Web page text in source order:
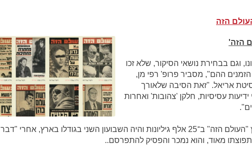
הזה
הזה'
וגם בבחירת נושאי הסיקור, שלא זכו
ההם", מסביר פרופ' רפי מן,
אריאל. "זאת הסיבה שלאורך
ידיעות עסיסיות, חלקן 'צהובות' ואחרות
בשיאו, באמצע שנות ה־60, הופץ "העולם הזה" ב־25 אלף גיליונות והיה השבועון השני בגודלו בארץ, אחרי "דבר